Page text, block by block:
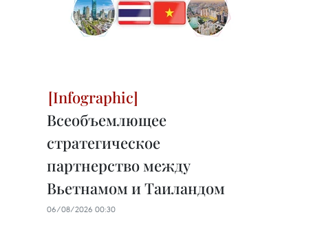
Всеобъемлющее
стратегическое
партнерство между
Вьетнамом и Таиландом
06/08/2026 00:30